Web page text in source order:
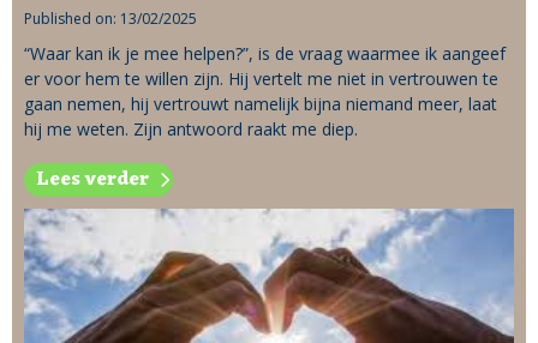
Published on: 13/02/2025
“Waar kan ik je mee helpen?”, is de vraag waarmee ik aangeef
er voor hem te willen zijn. Hij vertelt me niet in vertrouwen te
gaan nemen, hij vertrouwt namelijk bijna niemand meer, laat
hij me weten. Zijn antwoord raakt me diep.
Lees verder